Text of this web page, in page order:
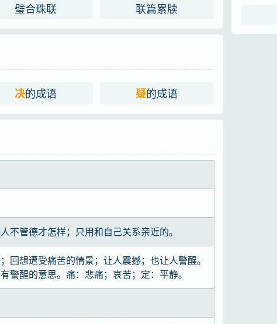
璧合珠联 联篇累牍
决的成语 疑的成语
不管德才怎样；只用和自己关系亲近的。
回想遭受痛苦的情景；让人震撼；也让人警醒。
警醒的意思。痛：悲痛；哀苦；定：平静。